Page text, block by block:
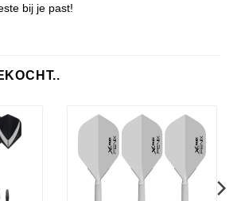
bij je past!